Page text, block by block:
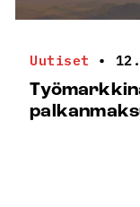
Uutiset •